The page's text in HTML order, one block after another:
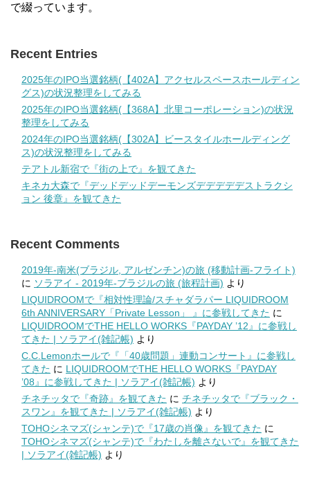
で綴っています。
Recent Entries
2025年のIPO当選銘柄(【402A】アクセルスペースホールディン
グス)の状況整理をしてみる
2025年のIPO当選銘柄(【368A】北里コーポレーション)の状況
整理をしてみる
2024年のIPO当選銘柄(【302A】ビースタイルホールディング
ス)の状況整理をしてみる
テアトル新宿で『街の上で』を観てきた
キネカ大森で『デッドデッドデーモンズデデデデデストラクシ
ョン 後章』を観てきた
Recent Comments
2019年-南米(ブラジル, アルゼンチン)の旅 (移動計画-フライト)
に ソラアイ - 2019年-ブラジルの旅 (旅程計画) より
LIQUIDROOMで『相対性理論/スチャダラパー LIQUIDROOM
6th ANNIVERSARY「Private Lesson」 』に参戦してきた に
LIQUIDROOMでTHE HELLO WORKS『PAYDAY ’12』に参戦し
てきた | ソラアイ(雑記帳) より
C.C.Lemonホールで『「40歳問題」連動コンサート』に参戦し
てきた に LIQUIDROOMでTHE HELLO WORKS『PAYDAY
’08』に参戦してきた | ソラアイ(雑記帳) より
チネチッタで『奇跡』を観てきた に チネチッタで『ブラック・
スワン』を観てきた | ソラアイ(雑記帳) より
TOHOシネマズ(シャンテ)で『17歳の肖像』を観てきた に
TOHOシネマズ(シャンテ)で『わたしを離さないで』を観てきた
| ソラアイ(雑記帳) より